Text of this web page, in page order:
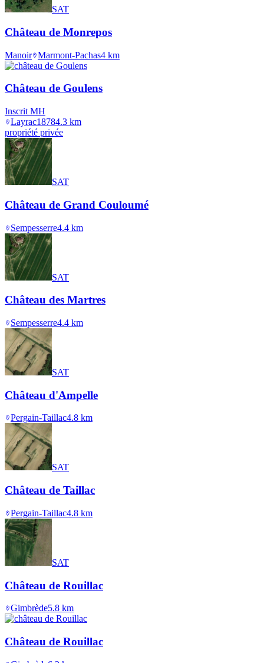
SAT
Château de Monrepos
Manoir Marmont-Pachas4 km
Château de Goulens
Inscrit MH
Layrac18784.3 km
propriété privée
SAT
Château de Grand Couloumé
Sempesserre4.4 km
SAT
Château des Martres
Sempesserre4.4 km
SAT
Château d'Ampelle
Pergain-Taillac4.8 km
SAT
Château de Taillac
Pergain-Taillac4.8 km
SAT
Château de Rouillac
Gimbrède5.8 km
Château de Rouillac